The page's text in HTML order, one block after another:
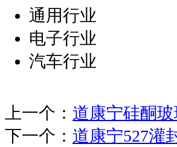
通用行业
电子行业
汽车行业
上一个： 道康宁硅酮
下一个： 道康宁527灌